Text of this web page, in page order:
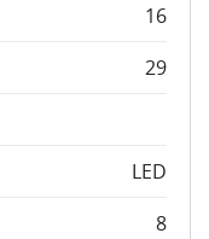
16
29
LED
8